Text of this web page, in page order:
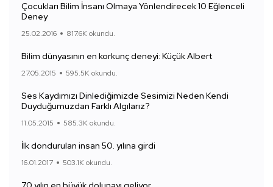
Çocukları Bilim İnsanı Olmaya Yönlendirecek 10 Eğlenceli
Deney
25.02.2016 817.6K okundu.
Bilim dünyasının en korkunç deneyi: Küçük Albert
27.05.2015 595.5K okundu.
Ses Kaydımızı Dinlediğimizde Sesimizi Neden Kendi
Duyduğumuzdan Farklı Algılarız?
11.05.2015 585.3K okundu.
İlk dondurulan insan 50. yılına girdi
16.01.2017 503.1K okundu.